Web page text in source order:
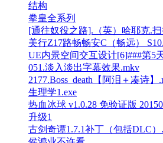
结构
拳皇全系列
[通往奴役之路].（英）哈耶克.
美行Z17路畅畅安C（畅远）
UE内景空间交互设计[6]###第5
051.淡入淡出字幕效果.mkv
2177.Boss_death【阿泪＋凑诗】
生理学1.exe
热血冰球 v1.0.28 免验证版
升级1
古剑奇谭1.7.1补丁（包括DLC）